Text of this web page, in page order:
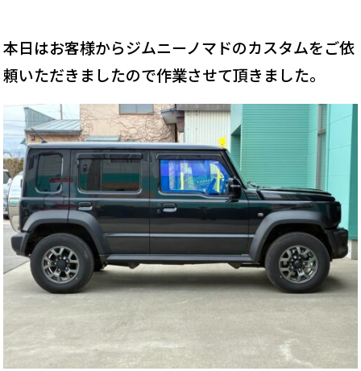
本日はお客様からジムニーノマドのカスタムをご依
頼いただきましたので作業させて頂きました｡